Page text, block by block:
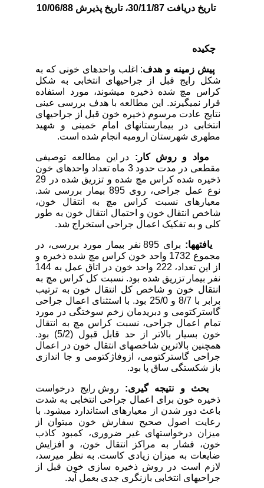
تاریخ دریافت 30/11/87، تاریخ پذیرش 10/06/88
چکیده
پیش زمینه و هدف: اغلب واحد­های خونی که به
شکل رایج قبل از جراحی­های انتخابی به شکل
کراس مچ شده ذخیره می­شوند، مورد استفاده
قرار نمی­گیرند. این مطالعه با هدف بررسی عینی
نتایج عادت مرسوم ذخیره خون قبل از جراحی­های
انتخابی در بیمارستان­های امام خمینی و شهید
مطهری شهرستان ارومیه انجام شده است.
مواد و روش کار:در این مطالعه توصیفی
مقطعی در مدت حدود 3 ماه تعداد واحدهای خون
ذخیره شده کراس مچ شده و تزریق شده در 29
نوع عمل جراحی، روی 895 بیمار بررسی شد.
معیارهای نسبت کراس مچ به انتقال خون،
شاخص انتقال خون و احتمال انتقال خون به طور
کلی و به تفکیک اعمال جراحی استخراج شد.
یافته­ها:
برای 895 نفر بیمار مورد بررسی، در
مجموع 1732 واحد خون کراس مچ شده ذخیره و
از این تعداد، 222 واحد خون در اتاق عمل به 144
نفر بیمار تزریق شده بود. نسبت کل کراس مچ به
انتقال خون و شاخص کل انتقال خون به ترتیب
برابر با 8/7 و 25/0 بود. با استثنای اعمال جراحی
گاسترکتومی و دبریدمان زخم سوختگی در مورد
تمام اعمال جراحی، نسبت کراس مچ به انتقال
خون بسیار بالاتر از حد قابل قبول (5/2) بود.
همچنین بالاترین شاخص­های انتقال خون در اعمال
جراحی گاسترکتومی، ازوفاژکتومی و جا اندازی
باز شکستگی ساق پا بود.
بحث و نتیجه گیری:روش رایج درخواست
ذخیره خون برای اعمال جراحی انتخابی به شدت
باعث دور شدن از معیارهای استاندارد می­شود. با
رعایت اصول صحیح سفارش خون می­توان از
میزان درخواست­های غیر ضروری، کمبود کاذب
خون، فشار به مراکز انتقال خون، و افزایش
ضایعات به میزان زیادی کاست. به نظر می­رسد،
لازم است در روش ذخیره سازی خون قبل از
جراحی­های انتخابی بازنگری جدی بعمل آید.